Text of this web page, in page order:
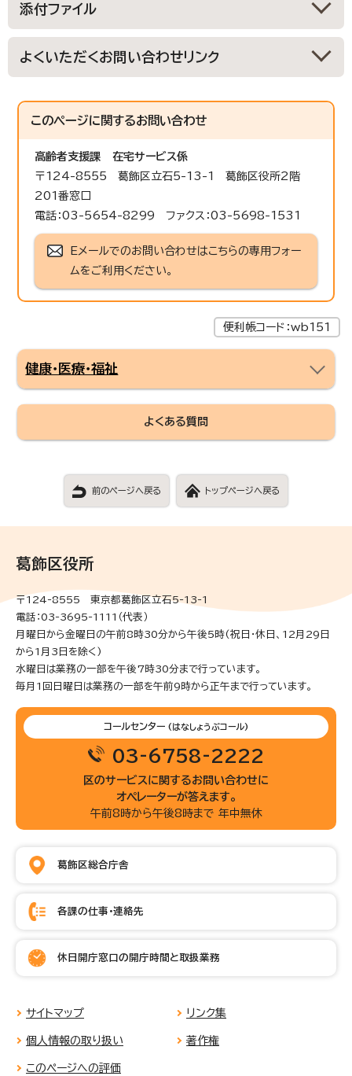
添付ファイル
よくいただくお問い合わせリンク
このページに関するお問い合わせ
高齢者支援課
在宅サービス係
〒124-8555 葛飾区立石5-13-1 葛飾区役所2階
201番窓口
電話：03-5654-8299 ファクス：03-5698-1531
Eメールでのお問い合わせはこちらの専用フォー
ムをご利用ください。
便利帳コード：wb151
健康・医療・福祉
よくある質問
前のページへ戻る トップページへ戻る
葛飾区役所
〒124-8555 東京都葛飾区立石5-13-1
電話：03-3695-1111（代表）
月曜日から金曜日の午前8時30分から午後5時(祝日・休日、12月29日
から1月3日を除く)
水曜日は業務の一部を午後7時30分まで行っています。
毎月1回日曜日は業務の一部を午前9時から正午まで行っています。
コールセンター (はなしょうぶコール)
03-6758-2222
区のサービスに関するお問い合わせに
オペレーターが答えます。
午前8時から午後8時まで 年中無休
葛飾区総合庁舎
各課の仕事・連絡先
休日開庁窓口の開庁時間と取扱業務
サイトマップ リンク集
個人情報の取り扱い 著作権
このページへの評価